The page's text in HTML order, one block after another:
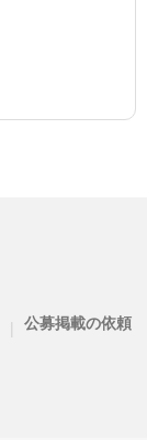
| 公募掲載の依頼